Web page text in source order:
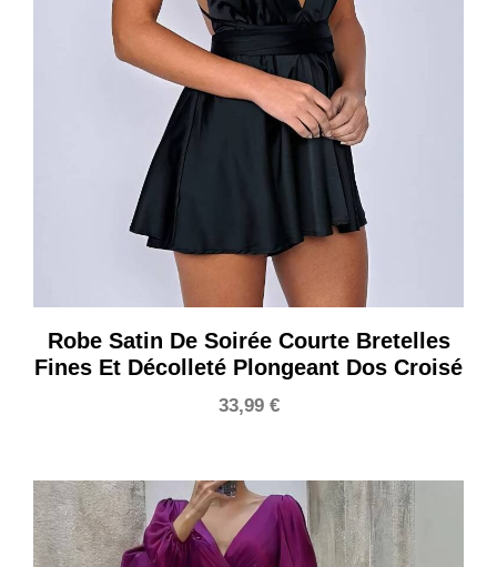
Robe Satin De Soirée Courte Bretelles
Fines Et Décolleté Plongeant Dos Croisé
33,99 €